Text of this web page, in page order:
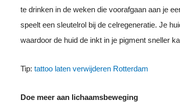
te drinken in de weken die voorafgaan aan je
speelt een sleutelrol bij de celregeneratie. Je
waardoor de huid de inkt in je pigment sneller
Tip: tattoo laten verwijderen Rotterdam
Doe meer aan lichaamsbeweging